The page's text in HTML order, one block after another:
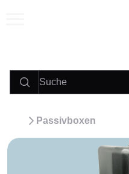
Passivboxen